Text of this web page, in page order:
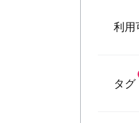
利用
タグ